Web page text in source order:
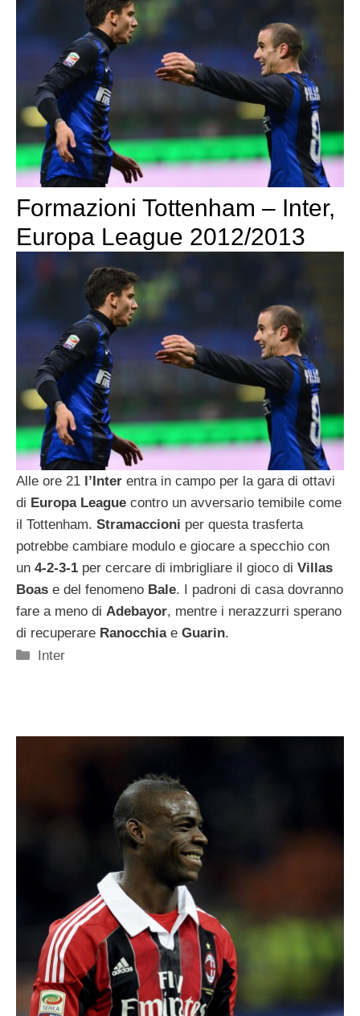
Formazioni Tottenham – Inter,
Europa League 2012/2013
Alle ore 21 l’Inter entra in campo per la gara di ottavi
di Europa League contro un avversario temibile come
il Tottenham. Stramaccioni per questa trasferta
potrebbe cambiare modulo e giocare a specchio con
un 4-2-3-1 per cercare di imbrigliare il gioco di Villas
Boas e del fenomeno Bale. I padroni di casa dovranno
fare a meno di Adebayor, mentre i nerazzurri sperano
di recuperare Ranocchiae Guarin.
Categorie
Inter